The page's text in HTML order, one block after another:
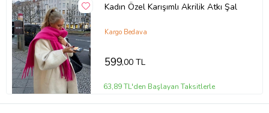
Kadın Özel Karışımlı Akrilik Atkı Şal
Kargo Bedava
599,00 TL
63,89 TL'den Başlayan Taksitlerle